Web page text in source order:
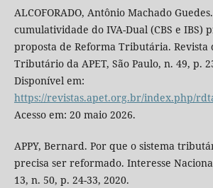
ALCOFORADO, Antônio Machado
cumulatividade do IVA-Dual (CBS e IBS)
proposta de Reforma Tributária. Revista
Tributário da APET, São Paulo, n. 49, p.
Disponível em:
https://revistas.apet.org.br/index.php/
Acesso em: 20 maio 2026.
APPY, Bernard. Por que o sistema
precisa ser reformado. Interesse
13, n. 50, p. 24-33, 2020.